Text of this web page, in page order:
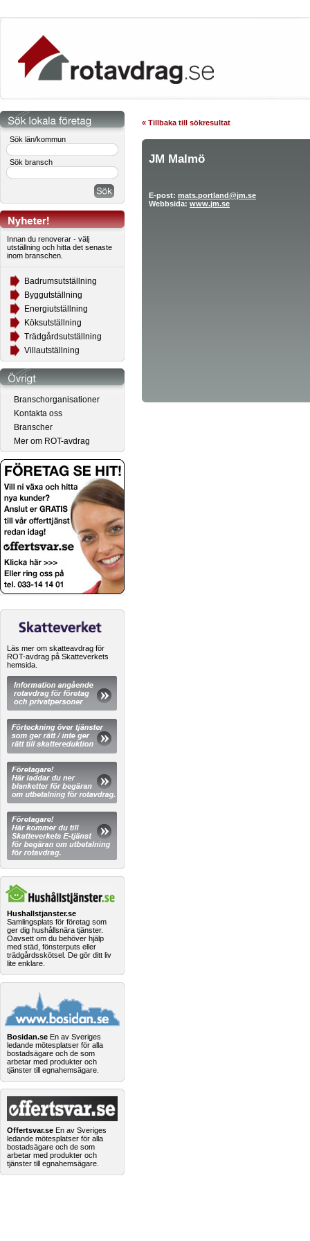
Sök län/kommun
Sök bransch
Innan du renoverar - välj
utställning och hitta det senaste
inom branschen.
Badrumsutställning
Byggutställning
Energiutställning
Köksutställning
Trädgårdsutställning
Villautställning
Branschorganisationer
Kontakta oss
Branscher
Mer om ROT-avdrag
Läs mer om skatteavdrag för
ROT-avdrag på Skatteverkets
hemsida.
Hushallstjanster.se
Samlingsplats för företag som
ger dig hushållsnära tjänster.
Oavsett om du behöver hjälp
med städ, fönsterputs eller
trädgårdsskötsel. De gör ditt liv
lite enklare.
Bosidan.se En av Sveriges
ledande mötesplatser för alla
bostadsägare och de som
arbetar med produkter och
tjänster till egnahemsägare.
Offertsvar.se En av Sveriges
ledande mötesplatser för alla
bostadsägare och de som
arbetar med produkter och
tjänster till egnahemsägare.
« Tillbaka till sökresultat
JM Malmö
E-post: mats.portland@jm.se
Webbsida: www.jm.se